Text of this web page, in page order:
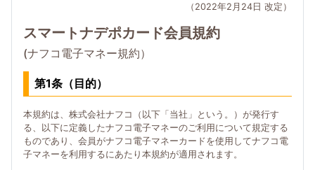
（2022年2月24日 改定）
スマートナデポカード会員規約
(ナフコ電子マネー規約）
第1条（目的）
本規約は、株式会社ナフコ（以下「当社」という。）が発行す
る、以下に定義したナフコ電子マネーのご利用について規定する
ものであり、会員がナフコ電子マネーカードを使用してナフコ電
子マネーを利用するにあたり本規約が適用されます。